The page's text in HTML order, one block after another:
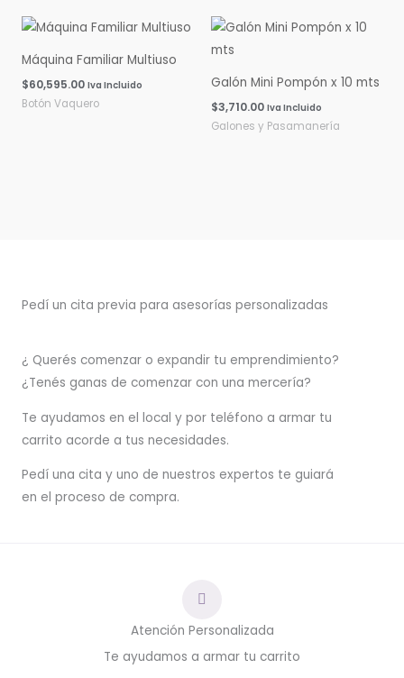
Máquina Familiar Multiuso
$60,595.00 Iva Incluido
Botón Vaquero
Galón Mini Pompón x 10 mts
$3,710.00 Iva Incluido
Galones y Pasamanería
Pedí un cita previa para asesorías personalizadas
¿ Querés comenzar o expandir tu emprendimiento?
¿Tenés ganas de comenzar con una mercería?
Te ayudamos en el local y por teléfono a armar tu
carrito acorde a tus necesidades.
Pedí una cita y uno de nuestros expertos te guiará
en el proceso de compra.
Atención Personalizada
Te ayudamos a armar tu carrito